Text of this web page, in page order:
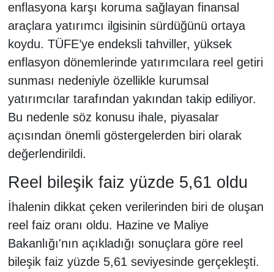
enflasyona karşı koruma sağlayan finansal
araçlara yatırımcı ilgisinin sürdüğünü ortaya
koydu. TÜFE’ye endeksli tahviller, yüksek
enflasyon dönemlerinde yatırımcılara reel getiri
sunması nedeniyle özellikle kurumsal
yatırımcılar tarafından yakından takip ediliyor.
Bu nedenle söz konusu ihale, piyasalar
açısından önemli göstergelerden biri olarak
değerlendirildi.
Reel bileşik faiz yüzde 5,61 oldu
İhalenin dikkat çeken verilerinden biri de oluşan
reel faiz oranı oldu. Hazine ve Maliye
Bakanlığı'nın açıkladığı sonuçlara göre reel
bileşik faiz yüzde 5,61 seviyesinde gerçekleşti.